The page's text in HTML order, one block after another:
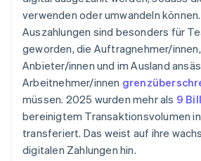
verwenden oder umwandeln
Auszahlungen sind besonders für
geworden, die Auftragnehmer/
Anbieter/innen und im Ausland
Arbeitnehmer/innen
müssen. 2025 wurden mehr als 9
bereinigtem Transaktionsvolumen
transferiert. Das weist auf ihre
digitalen Zahlungen hin.